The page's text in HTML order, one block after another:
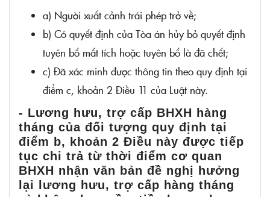
a) Người xuất cảnh trái phép trở về;
b) Có quyết định của Tòa án hủy bỏ quyết định
tuyên bố mất tích hoặc tuyên bố là đã chết;
c) Đã xác minh được thông tin theo quy định tại
điểm c, khoản 2 Điều 11 của Luật này.
- Lương hưu, trợ cấp BHXH hàng
tháng của đối tượng quy định tại
điểm b, khoản 2 Điều này được tiếp
tục chi trả từ thời điểm cơ quan
BHXH nhận văn bản đề nghị hưởng
lại lương hưu, trợ cấp hàng tháng